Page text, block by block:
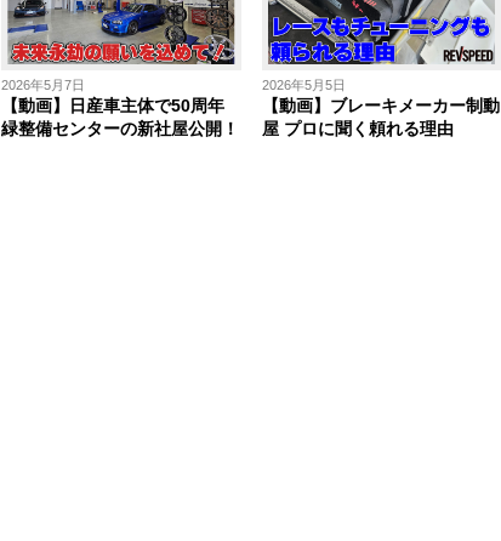
2026年5月7日
【動画】日産車主体で50周年
緑整備センターの新社屋公開！
2026年5月5日
【動画】ブレーキメーカー制動
屋 プロに聞く頼れる理由